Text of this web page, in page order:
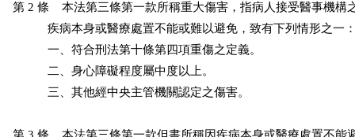
第 2 條    本法第三條第一款所稱重大傷害，指病人接受醫事機構
疾病本身或醫療處置不能或難以避免，致有下列情形之一
           一、符合刑法第十條第四項重傷之定義。
           二、身心障礙程度屬中度以上。
           三、其他經中央主管機關認定之傷害。